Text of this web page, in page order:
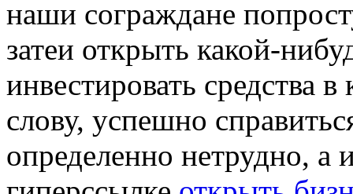
наши сограждане
затеи открыть какой-
инвестировать средства
слову, успешно
определенно нетрудно,